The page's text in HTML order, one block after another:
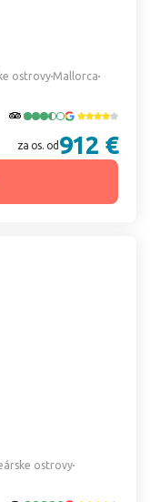
ostrovy Mallorca
za os. od 912 €
ostrovy